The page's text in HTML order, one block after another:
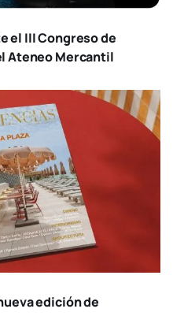
el III Congreso de
Ateneo Mercantil
edición de